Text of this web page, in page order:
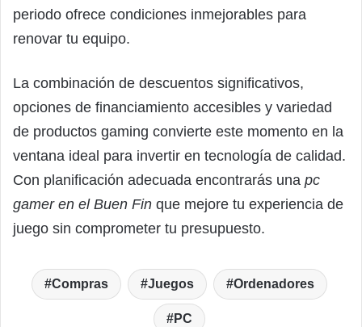
periodo ofrece condiciones inmejorables para
renovar tu equipo.
La combinación de descuentos significativos,
opciones de financiamiento accesibles y variedad
de productos gaming convierte este momento en la
ventana ideal para invertir en tecnología de calidad.
Con planificación adecuada encontrarás una pc
gamer en el Buen Fin que mejore tu experiencia de
juego sin comprometer tu presupuesto.
Compras Juegos Ordenadores
PC